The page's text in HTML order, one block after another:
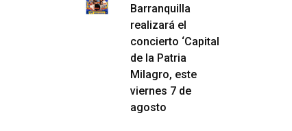
Barranquilla
realizará el
concierto ‘Capital
de la Patria
Milagro, este
viernes 7 de
agosto